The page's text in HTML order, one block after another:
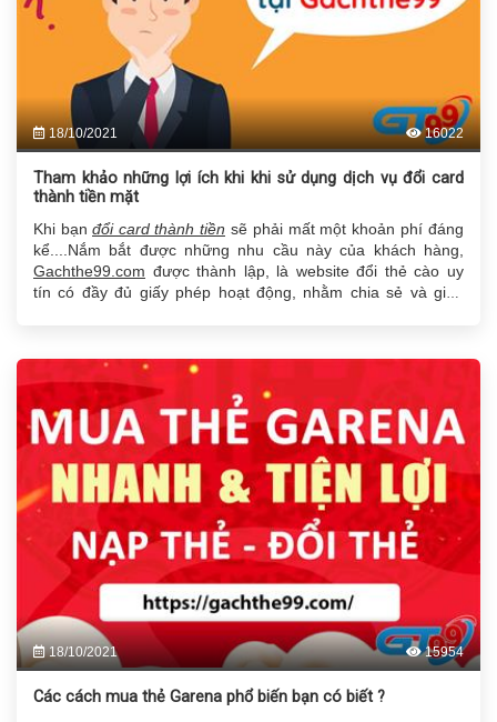
18/10/2021 16022
Tham khảo những lợi ích khi khi sử dụng dịch vụ đổi card
thành tiền mặt
Khi bạn đổi card thành tiền sẽ phải mất một khoản phí đáng
kể....Nắm bắt được những nhu cầu này của khách hàng,
Gachthe99.com được thành lập, là website đổi thẻ cào uy
tín có đầy đủ giấy phép hoạt động, nhằm chia sẻ và giúp
18/10/2021 15954
Các cách mua thẻ Garena phổ biến bạn có biết ?